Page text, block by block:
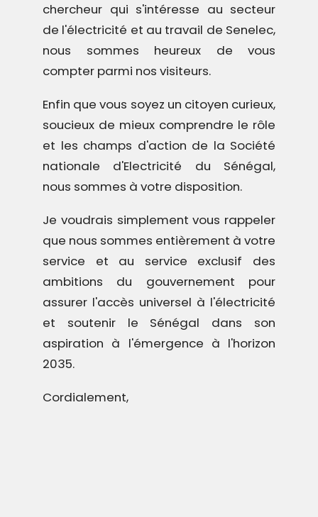
chercheur qui s'intéresse au secteur
de l'électricité et au travail de Senelec,
nous sommes heureux de vous
compter parmi nos visiteurs.
Enfin que vous soyez un citoyen curieux,
soucieux de mieux comprendre le rôle
et les champs d'action de la Société
nationale d'Electricité du Sénégal,
nous sommes à votre disposition.
Je voudrais simplement vous rappeler
que nous sommes entièrement à votre
service et au service exclusif des
ambitions du gouvernement pour
assurer l'accès universel à l'électricité
et soutenir le Sénégal dans son
aspiration à l'émergence à l'horizon
2035.
Cordialement,